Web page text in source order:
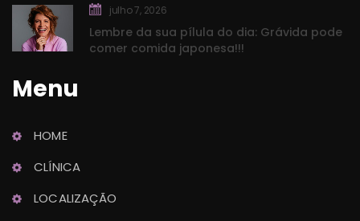
julho 7, 2026
Lembre da sua pílula do dia: Grávida pode
comer comida japonesa!!!
Menu
HOME
CLÍNICA
LOCALIZAÇÃO